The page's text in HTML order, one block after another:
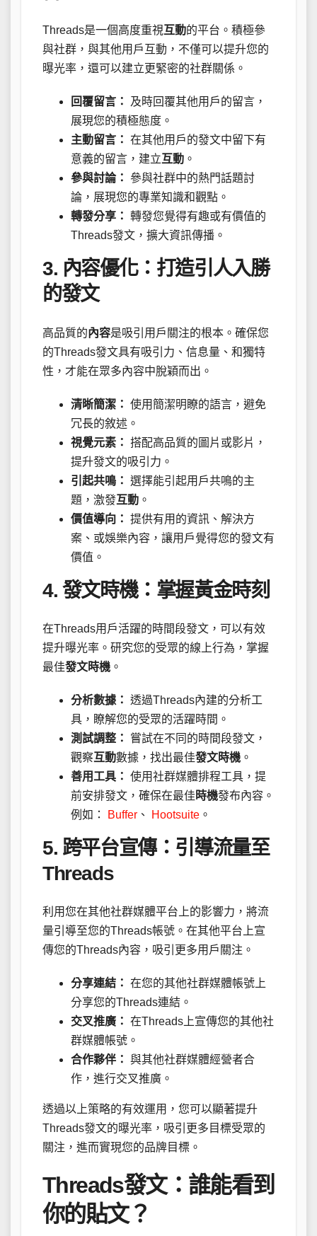
Threads是一個高度重視互動的平台。積極參
與社群，與其他用戶互動，不僅可以提升您的
曝光率，還可以建立更緊密的社群關係。
回覆留言：
及時回覆其他用戶的留言，
展現您的積極態度。
主動留言： 在其他用戶的發文中留下有
意義的留言，建立互動 。
參與討論： 參與社群中的熱門話題討
論，展現您的專業知識和觀點。
轉發分享： 轉發您覺得有趣或有價值的
Threads發文，擴大資訊傳播。
3. 內容優化：打造引人入勝
的發文
高品質的內容是吸引用戶關注的根本。確保您
的Threads發文具有吸引力、信息量、和獨特
性，才能在眾多內容中脫穎而出。
清晰簡潔： 使用簡潔明瞭的語言，避免
冗長的敘述。
視覺元素： 搭配高品質的圖片或影片，
提升發文的吸引力。
引起共鳴： 選擇能引起用戶共鳴的主
題，激發互動 。
價值導向： 提供有用的資訊、解決方
案、或娛樂內容，讓用戶覺得您的發文有
價值。
4. 發文時機：掌握黃金時刻
在Threads用戶活躍的時間段發文，可以有效
提升曝光率。研究您的受眾的線上行為，掌握
最佳發文時機 。
分析數據： 透過Threads內建的分析工
具，瞭解您的受眾的活躍時間。
測試調整：
嘗試在不同的時間段發文，
觀察互動數據，找出最佳發文時機 。
善用工具： 使用社群媒體排程工具，提
前安排發文，確保在最佳 時機發布內容。
例如：
Buffer 、 Hootsuite 。
5. 跨平台宣傳：引導流量至
Threads
利用您在其他社群媒體平台上的影響力，將流
量引導至您的Threads帳號。在其他平台上宣
傳您的Threads內容，吸引更多用戶關注。
分享連結： 在您的其他社群媒體帳號上
分享您的Threads連結。
交叉推廣： 在Threads上宣傳您的其他社
群媒體帳號。
合作夥伴： 與其他社群媒體經營者合
作，進行交叉推廣。
透過以上策略的有效運用，您可以顯著提升
Threads發文的曝光率，吸引更多目標受眾的
關注，進而實現您的品牌目標。
Threads發文：誰能看到
你的貼文？